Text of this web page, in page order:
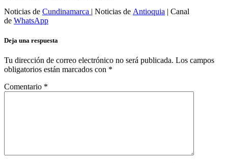
Noticias de Cundinamarca | Noticias de Antioquia | Canal
de WhatsApp
Deja una respuesta
Tu dirección de correo electrónico no será publicada. Los campos
obligatorios están marcados con *
Comentario *